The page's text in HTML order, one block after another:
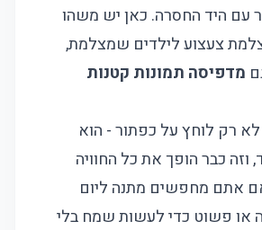
עם היד החסרה. כאן יש משהו
צעצוע לילדים שמצלמת,
מדפיסה תמונות קטנות
רק לוחץ על כפתור - הוא
וזה כבר הופך את כל החוויה
אם אתם מחפשים מתנה ליום
או פשוט כדי לעשות שמח בלי